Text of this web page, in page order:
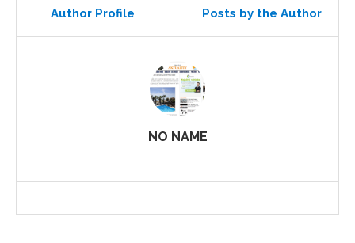
Author Profile Posts by the Author
NO NAME